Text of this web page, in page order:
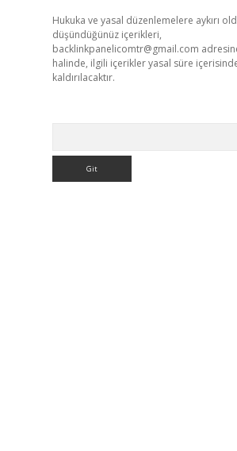
Hukuka ve yasal düzenlemelere aykırı
düşündüğünüz içerikleri,
backlinkpanelicomtr@gmail.com
halinde, ilgili içerikler yasal süre
kaldırılacaktır.